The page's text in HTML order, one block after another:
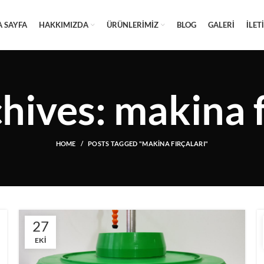
SAYFA HAKKIMIZDA ÜRÜNLERIMIZ BLOG GALERI
makina
HOME POSTS TAGGED "MAKINA FIRÇALARI"
27
EKI